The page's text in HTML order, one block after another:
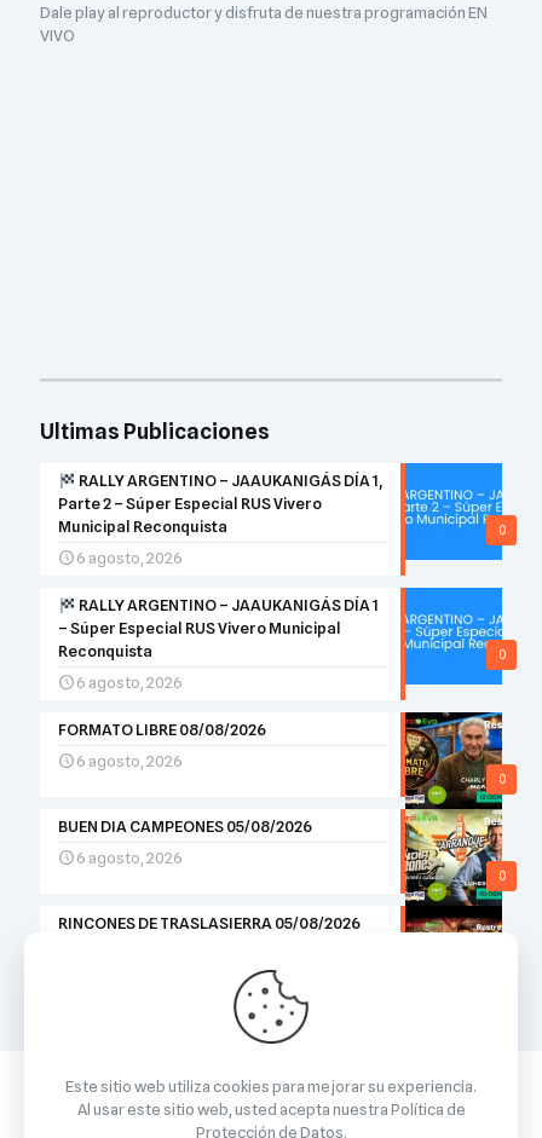
Dale play al reproductor y disfruta de nuestra programación EN
VIVO
Ultimas Publicaciones
0
RALLY ARGENTINO – JAAUKANIGÁS DÍA 1,
Parte 2 – Súper Especial RUS Vivero
Municipal Reconquista
6 agosto, 2026
0
RALLY ARGENTINO – JAAUKANIGÁS DÍA 1
– Súper Especial RUS Vivero Municipal
Reconquista
6 agosto, 2026
0
FORMATO LIBRE 08/08/2026
6 agosto, 2026
0
BUEN DIA CAMPEONES 05/08/2026
6 agosto, 2026
RINCONES DE TRASLASIERRA 05/08/2026
Este sitio web utiliza cookies para mejorar su experiencia.
Al usar este sitio web, usted acepta nuestraPolítica de
Protección de Datos.